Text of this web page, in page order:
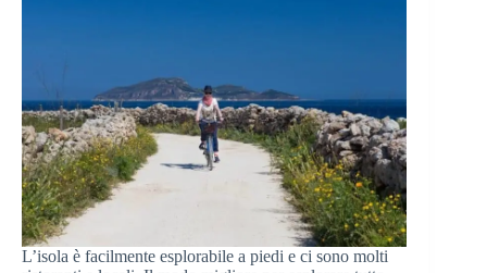
L’isola è facilmente esplorabile a piedi e ci sono molti